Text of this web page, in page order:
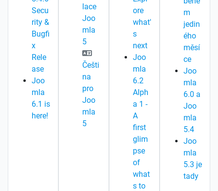
Secu
rity &
Bugfi
x
Rele
ase
Joo
mla
6.1 is
here!
lace
Joo
mla
5
Češti
na
pro
Joo
mla
5
ore
what'
s
next
Joo
mla
6.2
Alph
a 1 -
A
first
glim
pse
of
what
s to
m
jedin
ého
měsí
ce
Joo
mla
6.0 a
Joo
mla
5.4
Joo
mla
5.3 je
tady